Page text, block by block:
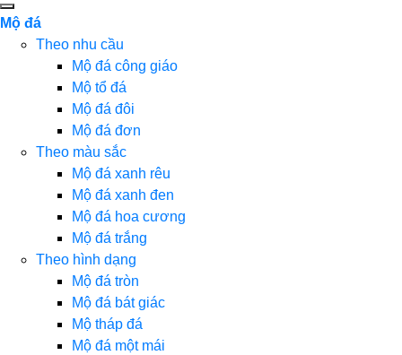
Mộ đá
Theo nhu cầu
Mộ đá công giáo
Mộ tổ đá
Mộ đá đôi
Mộ đá đơn
Theo màu sắc
Mộ đá xanh rêu
Mộ đá xanh đen
Mộ đá hoa cương
Mộ đá trắng
Theo hình dạng
Mộ đá tròn
Mộ đá bát giác
Mộ tháp đá
Mộ đá một mái